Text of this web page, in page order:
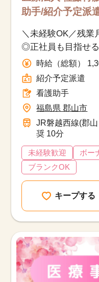
助手/紹介予定派
＼未経験OK／残業
◎正社員も目指せる
時給（総額）
紹介予定派遣
看護助手
福島県 郡山市
JR磐越西線(郡
奨 10分
未経験歓迎 ボー
ブランクOK
キープする